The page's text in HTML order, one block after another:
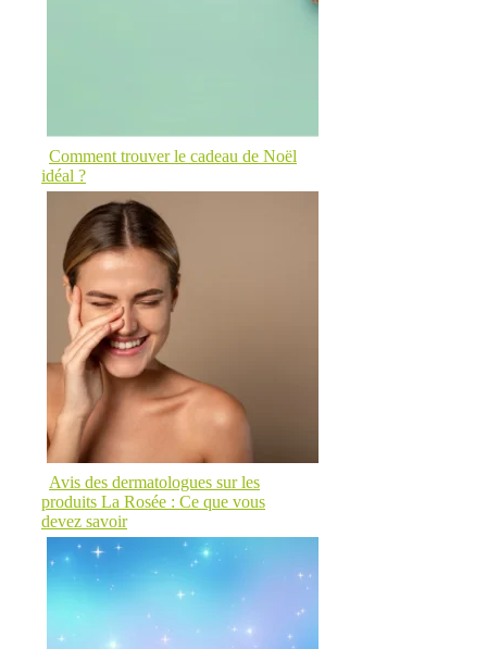
Comment trouver le cadeau de Noël
idéal ?
Avis des dermatologues sur les
produits La Rosée : Ce que vous
devez savoir